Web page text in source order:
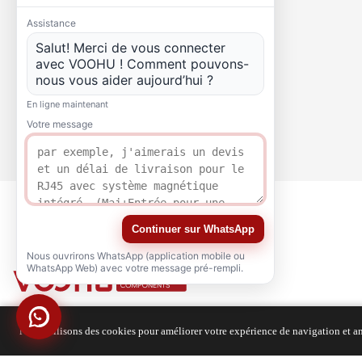
QUALITÉ
ATTESTATION
Nous utilisons des cookies pour améliorer votre expérience de navigation et
Assistance
Salut! Merci de vous connecter
avec VOOHU ! Comment pouvons-
nous vous aider aujourd’hui ?
En ligne maintenant
Votre message
Continuer sur WhatsApp
Nous ouvrirons WhatsApp (application mobile ou
WhatsApp Web) avec votre message pré-rempli.